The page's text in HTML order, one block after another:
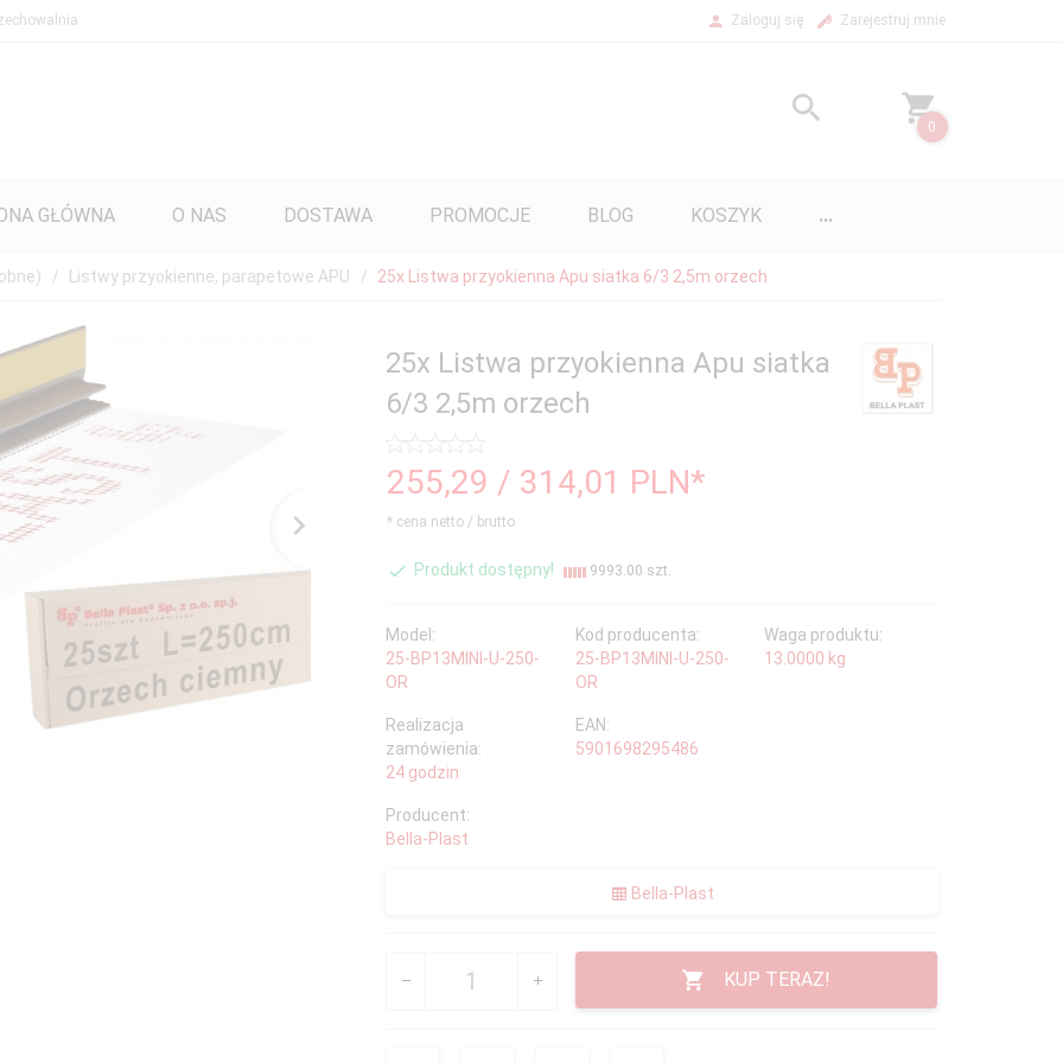
Zaloguj się Zarejestruj mnie
0
GŁÓWNA O NAS DOSTAWA PROMOCJE BLOG KOSZYK ...
Listwy przyokienne, parapetowe APU 25x Listwa przyokienna Apu siatka 6/3 2,5m orzech
25x Listwa przyokienna Apu siatka
6/3 2,5m orzech
255,29 / 314,01 PLN*
* cena netto / brutto
Produkt dostępny! 9993.00 szt.
Model:
25-BP13MINI-U-250-
OR
Kod producenta:
25-BP13MINI-U-250-
OR
Waga produktu:
13.0000 kg
Realizacja
zamówienia:
24 godzin
EAN:
5901698295486
Producent:
Bella-Plast
Bella-Plast
KUP TERAZ!